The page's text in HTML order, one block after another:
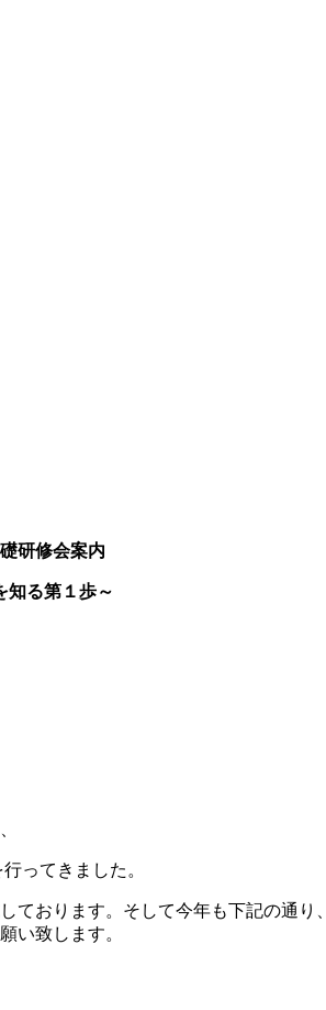
研修会案内
知る第１歩～
ってきました。
おります。そして今年も下記の通
い致します。